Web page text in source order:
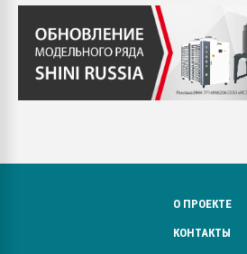
О ПРОЕКТЕ
КОНТАКТЫ